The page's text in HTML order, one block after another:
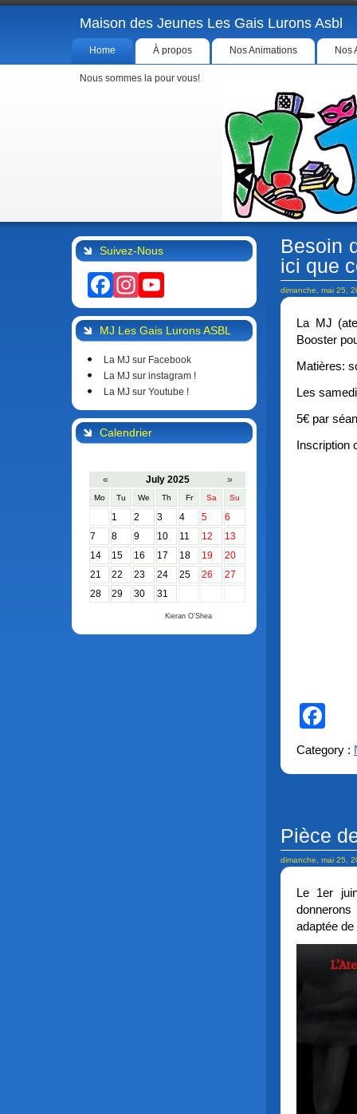
Maison des Jeunes Les Gais Lurons Asbl
Home À propos Nos Animations Nos
Nous sommes la pour vous!
Suivez-Nous
Facebook
Instagram
MJ Les Gais Lurons ASBL
La MJ sur Facebook
La MJ sur instagram !
La MJ sur Youtube !
Calendrier
« July 2025 »
Mo Tu We Th Fr Sa Su
1 2 3 4 5
6
7
8 9 10 11 12
13
14
15 16 17 18 19
20
21
22 23 24 25 26
27
28
29 30 31
Kieran O'Shea
Besoin
ici que
dimanche, mai 25,
La MJ
Booster
Matières:
Les
5€ par
Inscription
Category :
Pièce
dimanche, mai 25,
Le 1er
adaptée